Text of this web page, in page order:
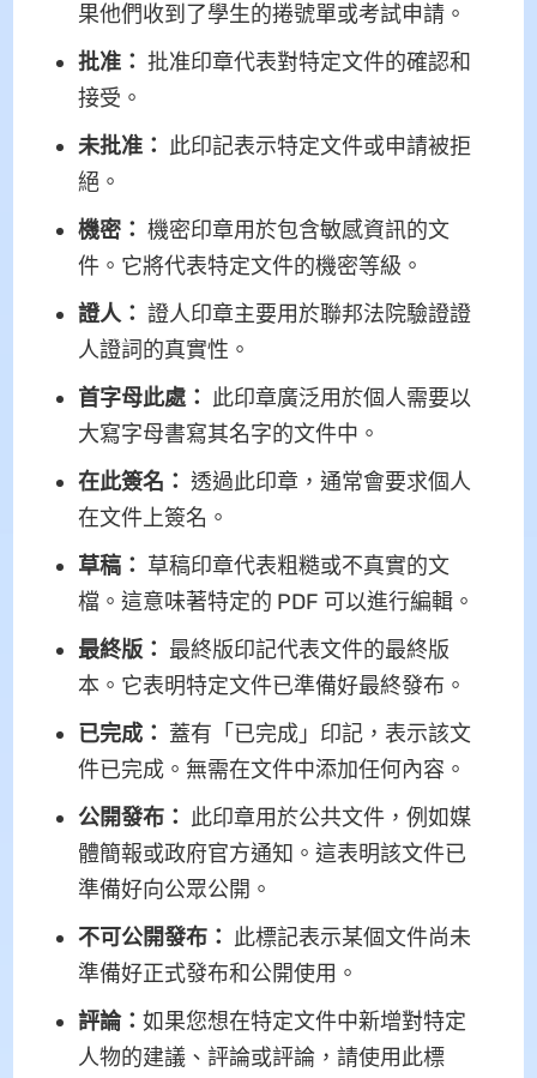
果他們收到了學生的捲號單或考試申請。
批准： 批准印章代表對特定文件的確認和
接受。
未批准： 此印記表示特定文件或申請被拒
絕。
機密： 機密印章用於包含敏感資訊的文
件。它將代表特定文件的機密等級。
證人： 證人印章主要用於聯邦法院驗證證
人證詞的真實性。
首字母此處： 此印章廣泛用於個人需要以
大寫字母書寫其名字的文件中。
在此簽名： 透過此印章，通常會要求個人
在文件上簽名。
草稿： 草稿印章代表粗糙或不真實的文
檔。這意味著特定的 PDF 可以進行編輯。
最終版： 最終版印記代表文件的最終版
本。它表明特定文件已準備好最終發布。
已完成： 蓋有「已完成」印記，表示該文
件已完成。無需在文件中添加任何內容。
公開發布： 此印章用於公共文件，例如媒
體簡報或政府官方通知。這表明該文件已
準備好向公眾公開。
不可公開發布： 此標記表示某個文件尚未
準備好正式發布和公開使用。
評論： 如果您想在特定文件中新增對特定
人物的建議、評論或評論，請使用此標